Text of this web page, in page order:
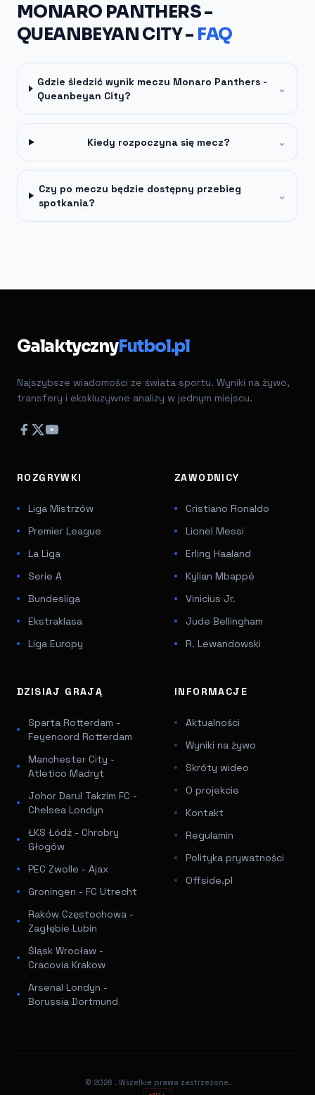
MONARO PANTHERS -
QUEANBEYAN CITY - FAQ
Gdzie śledzić wynik meczu Monaro Panthers -
Queanbeyan City?
⌄
Kiedy rozpoczyna się mecz? ⌄
Czy po meczu będzie dostępny przebieg
spotkania?
⌄
GalaktycznyFutbol.pl
Najszybsze wiadomości ze świata sportu. Wyniki na żywo,
transfery i ekskluzywne analizy w jednym miejscu.
ROZGRYWKI
Liga Mistrzów
Premier League
La Liga
Serie A
Bundesliga
Ekstraklasa
Liga Europy
ZAWODNICY
Cristiano Ronaldo
Lionel Messi
Erling Haaland
Kylian Mbappé
Vinicius Jr.
Jude Bellingham
R. Lewandowski
DZISIAJ GRAJĄ
Sparta Rotterdam -
Feyenoord Rotterdam
Manchester City -
Atletico Madryt
Johor Darul Takzim FC -
Chelsea Londyn
ŁKS Łódź - Chrobry
Głogów
PEC Zwolle - Ajax
Groningen - FC Utrecht
Raków Częstochowa -
Zagłębie Lubin
Śląsk Wrocław -
Cracovia Krakow
Arsenal Londyn -
Borussia Dortmund
INFORMACJE
Aktualności
Wyniki na żywo
Skróty wideo
O projekcie
Kontakt
Regulamin
Polityka prywatności
Offside.pl
© 2026 . Wszelkie prawa zastrzeżone.